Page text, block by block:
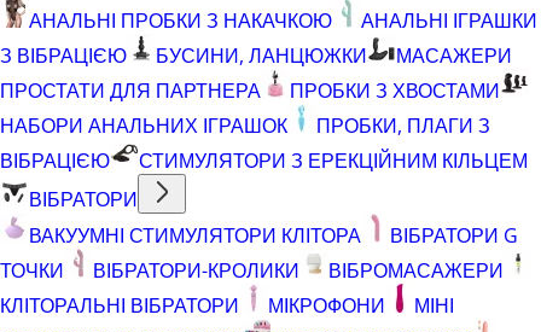
АНАЛЬНІ ПРОБКИ З НАКАЧКОЮ
АНАЛЬНІ ІГРАШКИ
З ВІБРАЦІЄЮ
БУСИНИ, ЛАНЦЮЖКИ
МАСАЖЕРИ
ПРОСТАТИ ДЛЯ ПАРТНЕРА
ПРОБКИ З ХВОСТАМИ
НАБОРИ АНАЛЬНИХ ІГРАШОК
ПРОБКИ, ПЛАГИ З
ВІБРАЦІЄЮ
СТИМУЛЯТОРИ З ЕРЕКЦІЙНИМ КІЛЬЦЕМ
ВІБРАТОРИ
ВАКУУМНІ СТИМУЛЯТОРИ КЛІТОРА
ВІБРАТОРИ G
ТОЧКИ
ВІБРАТОРИ-КРОЛИКИ
ВІБРОМАСАЖЕРИ
КЛІТОРАЛЬНІ ВІБРАТОРИ
МІКРОФОНИ
МІНІ